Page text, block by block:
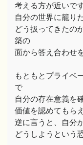
考える方が近いです
自分の世界に籠り
どう扱ってきたの
築の
面から答え合わせ
もともとプライベ
で
自分の存在意義を
価値を認めてもら
逆に言うと、自分
どうしようという